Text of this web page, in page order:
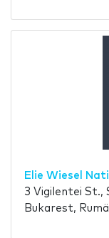
Elie Wiesel
3 Vigilentei St.,
Bukarest,